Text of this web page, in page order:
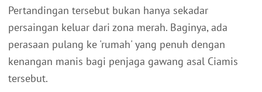
Pertandingan tersebut bukan hanya sekadar
persaingan keluar dari zona merah. Baginya, ada
perasaan pulang ke 'rumah' yang penuh dengan
kenangan manis bagi penjaga gawang asal Ciamis
tersebut.